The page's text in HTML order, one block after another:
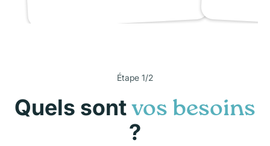
Étape 1/2
Quels sont vos besoins
?